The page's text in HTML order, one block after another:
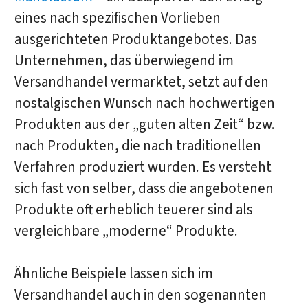
eines nach spezifischen Vorlieben
ausgerichteten Produktangebotes. Das
Unternehmen, das überwiegend im
Versandhandel vermarktet, setzt auf den
nostalgischen Wunsch nach hochwertigen
Produkten aus der „guten alten Zeit“ bzw.
nach Produkten, die nach traditionellen
Verfahren produziert wurden. Es versteht
sich fast von selber, dass die angebotenen
Produkte oft erheblich teuerer sind als
vergleichbare „moderne“ Produkte.
Ähnliche Beispiele lassen sich im
Versandhandel auch in den sogenannten